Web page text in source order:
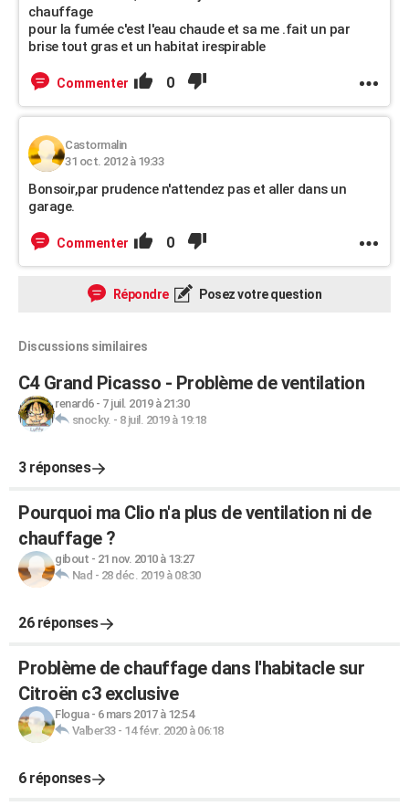
chauffage
pour la fumée c'est l'eau chaude et sa me .fait un par
brise tout gras et un habitat irespirable
Commenter 0
Castormalin
31 oct. 2012 à 19:33
Bonsoir,par prudence n'attendez pas et aller dans un
garage.
Commenter 0
Répondre Posez votre question
Discussions similaires
C4 Grand Picasso - Problème de ventilation
renard6- 7 juil. 2019 à 21:30
snocky. - 8 juil. 2019 à 19:18
3 réponses
Pourquoi ma Clio n'a plus de ventilation ni de
chauffage ?
gibout - 21 nov. 2010 à 13:27
Nad - 28 déc. 2019 à 08:30
26 réponses
Problème de chauffage dans l'habitacle sur
Citroën c3 exclusive
Flogua- 6 mars 2017 à 12:54
Valber33- 14 févr. 2020 à 06:18
6 réponses